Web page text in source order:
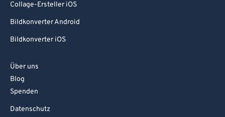
Collage-Ersteller iOS
Bildkonverter Android
Bildkonverter iOS
Über uns
Blog
Spenden
Datenschutz